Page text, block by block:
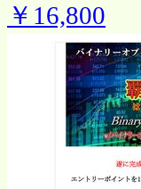
￥16,800